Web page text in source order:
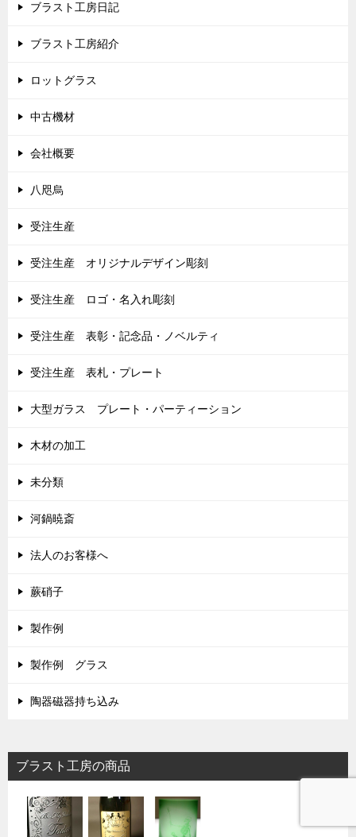
ブラスト工房日記
ブラスト工房紹介
ロットグラス
中古機材
会社概要
八咫烏
受注生産
受注生産 オリジナルデザイン彫刻
受注生産 ロゴ・名入れ彫刻
受注生産 表彰・記念品・ノベルティ
受注生産 表札・プレート
大型ガラス プレート・パーティーション
木材の加工
未分類
河鍋暁斎
法人のお客様へ
蕨硝子
製作例
製作例 グラス
陶器磁器持ち込み
ブラスト工房の商品